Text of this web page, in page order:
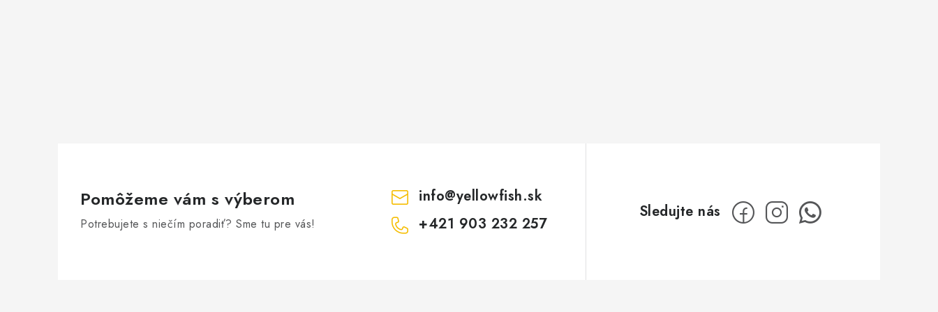
Pomôžeme vám s výberom
Potrebujete s niečím poradiť? Sme tu pre vás!
info@yellowfish.sk
+421 903 232 257